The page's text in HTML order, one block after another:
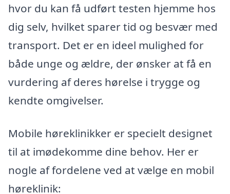
hvor du kan få udført testen hjemme hos
dig selv, hvilket sparer tid og besvær med
transport. Det er en ideel mulighed for
både unge og ældre, der ønsker at få en
vurdering af deres hørelse i trygge og
kendte omgivelser.
Mobile høreklinikker er specielt designet
til at imødekomme dine behov. Her er
nogle af fordelene ved at vælge en mobil
høreklinik: